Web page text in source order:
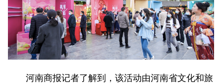
河南商报记者了解到，该活动由河南省文化和旅